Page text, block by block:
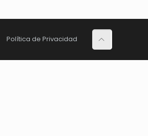
Política de Privacidad